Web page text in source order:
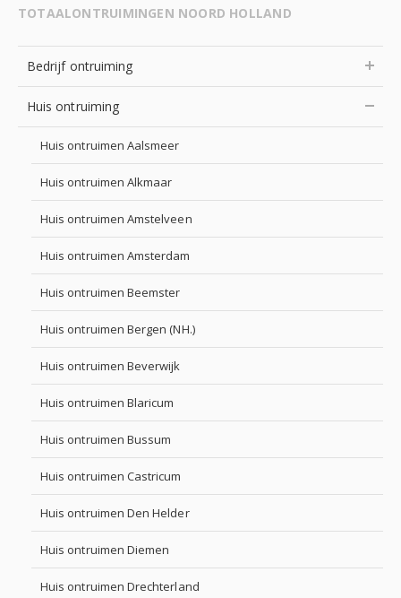
TOTAALONTRUIMINGEN NOORD HOLLAND
Bedrijf ontruiming
Huis ontruiming
Huis ontruimen Aalsmeer
Huis ontruimen Alkmaar
Huis ontruimen Amstelveen
Huis ontruimen Amsterdam
Huis ontruimen Beemster
Huis ontruimen Bergen (NH.)
Huis ontruimen Beverwijk
Huis ontruimen Blaricum
Huis ontruimen Bussum
Huis ontruimen Castricum
Huis ontruimen Den Helder
Huis ontruimen Diemen
Huis ontruimen Drechterland